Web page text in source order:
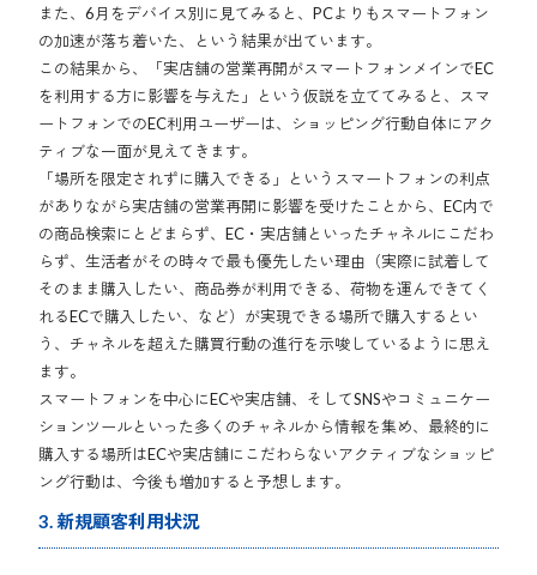
また、6月をデバイス別に見てみると、PCよりもスマートフォン
の加速が落ち着いた、という結果が出ています。
この結果から、「実店舗の営業再開がスマートフォンメインでEC
を利用する方に影響を与えた」という仮説を立ててみると、スマ
ートフォンでのEC利用ユーザーは、ショッピング行動自体にアク
ティブな一面が見えてきます。
「場所を限定されずに購入できる」というスマートフォンの利点
がありながら実店舗の営業再開に影響を受けたことから、EC内で
の商品検索にとどまらず、EC・実店舗といったチャネルにこだわ
らず、生活者がその時々で最も優先したい理由（実際に試着して
そのまま購入したい、商品券が利用できる、荷物を運んできてく
れるECで購入したい、など）が実現できる場所で購入するとい
う、チャネルを超えた購買行動の進行を示唆しているように思え
ます。
スマートフォンを中心にECや実店舗、そしてSNSやコミュニケー
ションツールといった多くのチャネルから情報を集め、最終的に
購入する場所はECや実店舗にこだわらないアクティブなショッピ
ング行動は、今後も増加すると予想します。
3. 新規顧客利用状況